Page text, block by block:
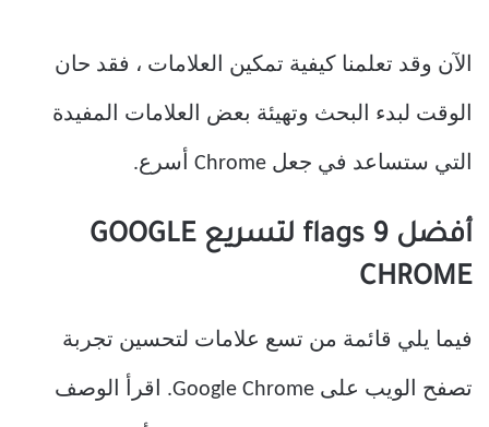
الآن وقد تعلمنا كيفية تمكين العلامات ، فقد حان
الوقت لبدء البحث وتهيئة بعض العلامات المفيدة
التي ستساعد في جعل Chrome أسرع.
أفضل 9 flags لتسريع GOOGLE
CHROME
فيما يلي قائمة من تسع علامات لتحسين تجربة
تصفح الويب على Google Chrome. اقرأ الوصف